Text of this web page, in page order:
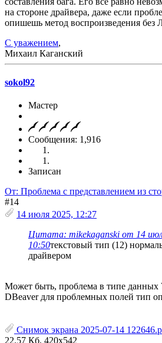
на стороне драйвера, даже если
опишешь метод воспроизведения без
С уважением,
Михаил Каганский
sokol92
Мастер
Сообщения: 1,916
Записан
От: Проблема с представлением из
#14
14 июля 2025, 12:27
Цитата: mikekaganski от 14
10:50текстовый тип (12)
драйвером
Может быть, проблема в типе
DBeaver для проблемных полей тип
Снимок экрана 2025-07-14
22.57 Кб, 420x542